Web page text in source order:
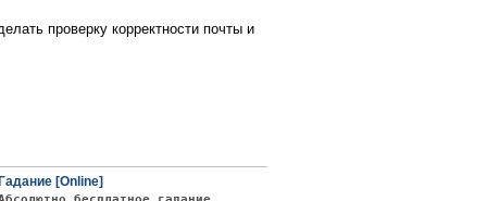
= '$password'");
проверку корректности почты и
[Online]